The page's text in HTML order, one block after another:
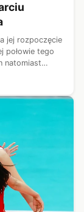
jej rozpoczęcie
połowie tego
natomiast
Biała